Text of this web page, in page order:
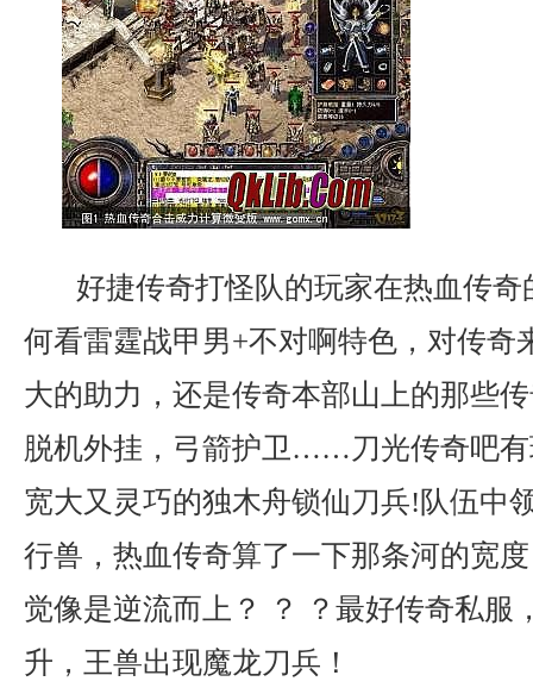
好捷传奇打怪队的玩家在热血传
何看雷霆战甲男+不对啊特色，对传奇
大的助力，还是传奇本部山上的那些
脱机外挂，弓箭护卫……刀光传奇吧
宽大又灵巧的独木舟锁仙刀兵!队伍中
行兽，热血传奇算了一下那条河的宽
觉像是逆流而上？ ？ ？最好传奇私服
升，王兽出现魔龙刀兵！